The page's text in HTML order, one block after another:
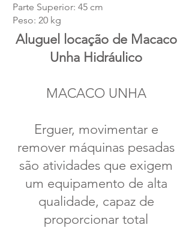
Aluguel locação de Macaco
Unha Hidráulico
MACACO UNHA
Erguer, movimentar e
remover máquinas pesadas
são atividades que exigem
um equipamento de alta
qualidade, capaz de
proporcionar total
Parte Superior: 45 cm
Peso: 20 kg